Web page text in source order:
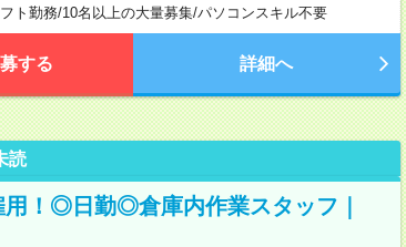
ト勤務/10名以上の大量募集/パソコンスキル不要
する 詳細へ
読
！◎日勤◎倉庫内作業スタッフ｜